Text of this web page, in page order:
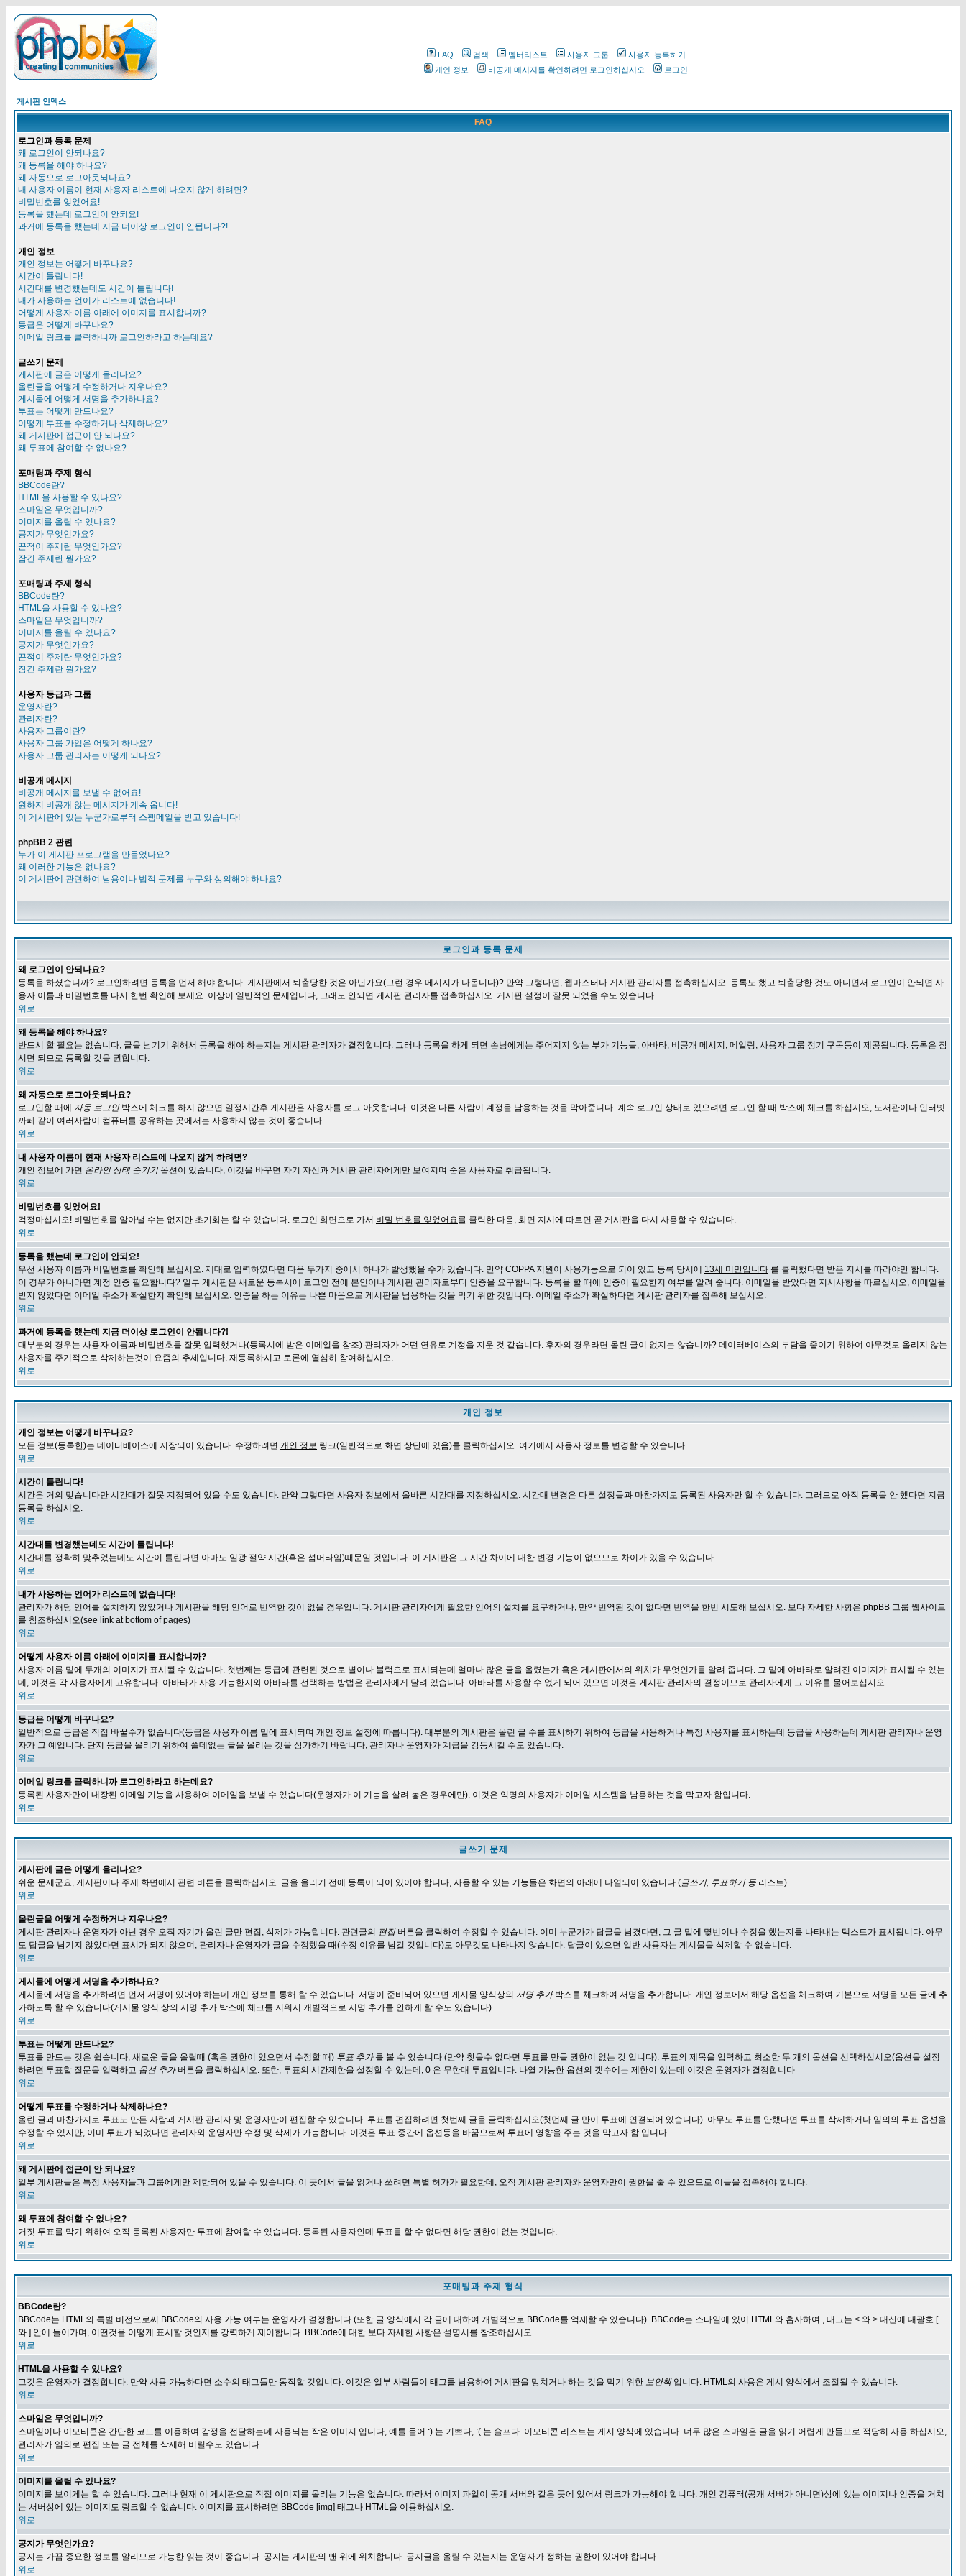
FAQ 검색 멤버리스트 사용자 그룹
사용자 등록하기
개인 정보
비공개 메시지를 확인하려면 로그인하십시오 로그인
게시판 인덱스
FAQ
로그인과 등록 문제
왜 로그인이 안되나요?
왜 등록을 해야 하나요?
왜 자동으로 로그아웃되나요?
내 사용자 이름이 현재 사용자 리스트에 나오지 않게 하려면?
비밀번호를 잊었어요!
등록을 했는데 로그인이 안되요!
과거에 등록을 했는데 지금 더이상 로그인이 안됩니다?!
개인 정보
개인 정보는 어떻게 바꾸나요?
시간이 틀립니다!
시간대를 변경했는데도 시간이 틀립니다!
내가 사용하는 언어가 리스트에 없습니다!
어떻게 사용자 이름 아래에 이미지를 표시합니까?
등급은 어떻게 바꾸나요?
이메일 링크를 클릭하니까 로그인하라고 하는데요?
글쓰기 문제
게시판에 글은 어떻게 올리나요?
올린글을 어떻게 수정하거나 지우나요?
게시물에 어떻게 서명을 추가하나요?
투표는 어떻게 만드나요?
어떻게 투표를 수정하거나 삭제하나요?
왜 게시판에 접근이 안 되나요?
왜 투표에 참여할 수 없나요?
포매팅과 주제 형식
BBCode란?
HTML을 사용할 수 있나요?
스마일은 무엇입니까?
이미지를 올릴 수 있나요?
공지가 무엇인가요?
끈적이 주제란 무엇인가요?
잠긴 주제란 뭔가요?
포매팅과 주제 형식
BBCode란?
HTML을 사용할 수 있나요?
스마일은 무엇입니까?
이미지를 올릴 수 있나요?
공지가 무엇인가요?
끈적이 주제란 무엇인가요?
잠긴 주제란 뭔가요?
사용자 등급과 그룹
운영자란?
관리자란?
사용자 그룹이란?
사용자 그룹 가입은 어떻게 하나요?
사용자 그룹 관리자는 어떻게 되나요?
비공개 메시지
비공개 메시지를 보낼 수 없어요!
원하지 비공개 않는 메시지가 계속 옵니다!
이 게시판에 있는 누군가로부터 스팸메일을 받고 있습니다!
phpBB 2 관련
누가 이 게시판 프로그램을 만들었나요?
왜 이러한 기능은 없나요?
이 게시판에 관련하여 남용이나 법적 문제를 누구와 상의해야 하나요?
로그인과 등록 문제
왜 로그인이 안되나요?
등록을 하셨습니까? 로그인하려면 등록을 먼저 해야 합니다. 게시판에서 퇴출당한 것은 아닌가요(그런 경우 메시지가 나옵니다)? 만약 그렇다면, 웹마스터나 게시판 관리자를 접촉하십시오. 등록도 했고 퇴출당한 것도 아니면서 로그인이 안되면 사
용자 이름과 비밀번호를 다시 한번 확인해 보세요. 이상이 일반적인 문제입니다, 그래도 안되면 게시판 관리자를 접촉하십시오. 게시판 설정이 잘못 되었을 수도 있습니다.
위로
왜 등록을 해야 하나요?
반드시 할 필요는 없습니다, 글을 남기기 위해서 등록을 해야 하는지는 게시판 관리자가 결정합니다. 그러나 등록을 하게 되면 손님에게는 주어지지 않는 부가 기능들, 아바타, 비공개 메시지, 메일링, 사용자 그룹 정기 구독등이 제공됩니다. 등록은 잠
시면 되므로 등록할 것을 권합니다.
위로
왜 자동으로 로그아웃되나요?
로그인할 때에 자동 로그인박스에 체크를 하지 않으면 일정시간후 게시판은 사용자를 로그 아웃합니다. 이것은 다른 사람이 계정을 남용하는 것을 막아줍니다. 계속 로그인 상태로 있으려면 로그인 할 때 박스에 체크를 하십시오, 도서관이나 인터넷
까페 같이 여러사람이 컴퓨터를 공유하는 곳에서는 사용하지 않는 것이 좋습니다.
위로
내 사용자 이름이 현재 사용자 리스트에 나오지 않게 하려면?
개인 정보에 가면 온라인 상태 숨기기옵션이 있습니다, 이것을 바꾸면 자기 자신과 게시판 관리자에게만 보여지며 숨은 사용자로 취급됩니다.
위로
비밀번호를 잊었어요!
걱정마십시오! 비밀번호를 알아낼 수는 없지만 초기화는 할 수 있습니다. 로그인 화면으로 가서 비밀 번호를 잊었어요를 클릭한 다음, 화면 지시에 따르면 곧 게시판을 다시 사용할 수 있습니다.
위로
등록을 했는데 로그인이 안되요!
우선 사용자 이름과 비밀번호를 확인해 보십시오. 제대로 입력하였다면 다음 두가지 중에서 하나가 발생했을 수가 있습니다. 만약 COPPA 지원이 사용가능으로 되어 있고 등록 당시에 13세 미만입니다 를 클릭했다면 받은 지시를 따라야만 합니다.
이 경우가 아니라면 계정 인증 필요합니다? 일부 게시판은 새로운 등록시에 로그인 전에 본인이나 게시판 관리자로부터 인증을 요구합니다. 등록을 할 때에 인증이 필요한지 여부를 알려 줍니다. 이메일을 받았다면 지시사항을 따르십시오, 이메일을
받지 않았다면 이메일 주소가 확실한지 확인해 보십시오. 인증을 하는 이유는 나쁜 마음으로 게시판을 남용하는 것을 막기 위한 것입니다. 이메일 주소가 확실하다면 게시판 관리자를 접촉해 보십시오.
위로
과거에 등록을 했는데 지금 더이상 로그인이 안됩니다?!
대부분의 경우는 사용자 이름과 비밀번호를 잘못 입력했거나(등록시에 받은 이메일을 참조) 관리자가 어떤 연유로 계정을 지운 것 같습니다. 후자의 경우라면 올린 글이 없지는 않습니까? 데이터베이스의 부담을 줄이기 위하여 아무것도 올리지 않는
사용자를 주기적으로 삭제하는것이 요즘의 추세입니다. 재등록하시고 토론에 열심히 참여하십시오.
위로
개인 정보
개인 정보는 어떻게 바꾸나요?
모든 정보(등록한)는 데이터베이스에 저장되어 있습니다. 수정하려면 개인 정보 링크(일반적으로 화면 상단에 있음)를 클릭하십시오. 여기에서 사용자 정보를 변경할 수 있습니다
위로
시간이 틀립니다!
시간은 거의 맞습니다만 시간대가 잘못 지정되어 있을 수도 있습니다. 만약 그렇다면 사용자 정보에서 올바른 시간대를 지정하십시오. 시간대 변경은 다른 설정들과 마찬가지로 등록된 사용자만 할 수 있습니다. 그러므로 아직 등록을 안 했다면 지금
등록을 하십시오.
위로
시간대를 변경했는데도 시간이 틀립니다!
시간대를 정확히 맞추었는데도 시간이 틀린다면 아마도 일광 절약 시간(혹은 섬머타임)때문일 것입니다. 이 게시판은 그 시간 차이에 대한 변경 기능이 없으므로 차이가 있을 수 있습니다.
위로
내가 사용하는 언어가 리스트에 없습니다!
관리자가 해당 언어를 설치하지 않았거나 게시판을 해당 언어로 번역한 것이 없을 경우입니다. 게시판 관리자에게 필요한 언어의 설치를 요구하거나, 만약 번역된 것이 없다면 번역을 한번 시도해 보십시오. 보다 자세한 사항은 phpBB 그룹 웹사이트
를 참조하십시오(see link at bottom of pages)
위로
어떻게 사용자 이름 아래에 이미지를 표시합니까?
사용자 이름 밑에 두개의 이미지가 표시될 수 있습니다. 첫번째는 등급에 관련된 것으로 별이나 블럭으로 표시되는데 얼마나 많은 글을 올렸는가 혹은 게시판에서의 위치가 무엇인가를 알려 줍니다. 그 밑에 아바타로 알려진 이미지가 표시될 수 있는
데, 이것은 각 사용자에게 고유합니다. 아바타가 사용 가능한지와 아바타를 선택하는 방법은 관리자에게 달려 있습니다. 아바타를 사용할 수 없게 되어 있으면 이것은 게시판 관리자의 결정이므로 관리자에게 그 이유를 물어보십시오.
위로
등급은 어떻게 바꾸나요?
일반적으로 등급은 직접 바꿀수가 없습니다(등급은 사용자 이름 밑에 표시되며 개인 정보 설정에 따릅니다). 대부분의 게시판은 올린 글 수를 표시하기 위하여 등급을 사용하거나 특정 사용자를 표시하는데 등급을 사용하는데 게시판 관리자나 운영
자가 그 예입니다. 단지 등급을 올리기 위하여 쓸데없는 글을 올리는 것을 삼가하기 바랍니다, 관리자나 운영자가 계급을 강등시킬 수도 있습니다.
위로
이메일 링크를 클릭하니까 로그인하라고 하는데요?
등록된 사용자만이 내장된 이메일 기능을 사용하여 이메일을 보낼 수 있습니다(운영자가 이 기능을 살려 놓은 경우에만). 이것은 익명의 사용자가 이메일 시스템을 남용하는 것을 막고자 함입니다.
위로
글쓰기 문제
게시판에 글은 어떻게 올리나요?
쉬운 문제군요, 게시판이나 주제 화면에서 관련 버튼을 클릭하십시오. 글을 올리기 전에 등록이 되어 있어야 합니다, 사용할 수 있는 기능들은 화면의 아래에 나열되어 있습니다 (글쓰기, 투표하기 등 리스트)
위로
올린글을 어떻게 수정하거나 지우나요?
게시판 관리자나 운영자가 아닌 경우 오직 자기가 올린 글만 편집, 삭제가 가능합니다. 관련글의 편집버튼을 클릭하여 수정할 수 있습니다. 이미 누군가가 답글을 남겼다면, 그 글 밑에 몇번이나 수정을 했는지를 나타내는 텍스트가 표시됩니다. 아무
도 답글을 남기지 않았다면 표시가 되지 않으며, 관리자나 운영자가 글을 수정했을 때(수정 이유를 남길 것입니다)도 아무것도 나타나지 않습니다. 답글이 있으면 일반 사용자는 게시물을 삭제할 수 없습니다.
위로
게시물에 어떻게 서명을 추가하나요?
게시물에 서명을 추가하려면 먼저 서명이 있어야 하는데 개인 정보를 통해 할 수 있습니다. 서명이 준비되어 있으면 게시물 양식상의 서명 추가박스를 체크하여 서명을 추가합니다. 개인 정보에서 해당 옵션을 체크하여 기본으로 서명을 모든 글에 추
가하도록 할 수 있습니다(게시물 양식 상의 서명 추가 박스에 체크를 지워서 개별적으로 서명 추가를 안하게 할 수도 있습니다)
위로
투표는 어떻게 만드나요?
투표를 만드는 것은 쉽습니다, 새로운 글을 올릴때 (혹은 권한이 있으면서 수정할 때) 투표 추가를 볼 수 있습니다 (만약 찾을수 없다면 투표를 만들 권한이 없는 것 입니다). 투표의 제목을 입력하고 최소한 두 개의 옵션을 선택하십시오(옵션을 설정
하려면 투표할 질문을 입력하고 옵션 추가버튼을 클릭하십시오. 또한, 투표의 시간제한을 설정할 수 있는데, 0 은 무한대 투표입니다. 나열 가능한 옵션의 갯수에는 제한이 있는데 이것은 운영자가 결정합니다
위로
어떻게 투표를 수정하거나 삭제하나요?
올린 글과 마찬가지로 투표도 만든 사람과 게시판 관리자 및 운영자만이 편집할 수 있습니다. 투표를 편집하려면 첫번째 글을 글릭하십시오(첫먼째 글 만이 투표에 연결되어 있습니다). 아무도 투표를 안했다면 투표를 삭제하거나 임의의 투표 옵션을
수정할 수 있지만, 이미 투표가 되었다면 관리자와 운영자만 수정 및 삭제가 가능합니다. 이것은 투표 중간에 옵션등을 바꿈으로써 투표에 영향을 주는 것을 막고자 함 입니다
위로
왜 게시판에 접근이 안 되나요?
일부 게시판들은 특정 사용자들과 그룹에게만 제한되어 있을 수 있습니다. 이 곳에서 글을 읽거나 쓰려면 특별 허가가 필요한데, 오직 게시판 관리자와 운영자만이 권한을 줄 수 있으므로 이들을 접촉해야 합니다.
위로
왜 투표에 참여할 수 없나요?
거짓 투표를 막기 위하여 오직 등록된 사용자만 투표에 참여할 수 있습니다. 등록된 사용자인데 투표를 할 수 없다면 해당 권한이 없는 것입니다.
위로
포매팅과 주제 형식
BBCode란?
BBCode는 HTML의 특별 버전으로써 BBCode의 사용 가능 여부는 운영자가 결정합니다 (또한 글 양식에서 각 글에 대하여 개별적으로 BBCode를 억제할 수 있습니다). BBCode는 스타일에 있어 HTML와 흡사하여 , 태그는 < 와 > 대신에 대괄호 [
와 ] 안에 들어가며, 어떤것을 어떻게 표시할 것인지를 강력하게 제어합니다. BBCode에 대한 보다 자세한 사항은 설명서를 참조하십시오.
위로
HTML을 사용할 수 있나요?
그것은 운영자가 결정합니다. 만약 사용 가능하다면 소수의 태그들만 동작할 것입니다. 이것은 일부 사람들이 태그를 남용하여 게시판을 망치거나 하는 것을 막기 위한 보안책입니다. HTML의 사용은 게시 양식에서 조절될 수 있습니다.
위로
스마일은 무엇입니까?
스마일이나 이모티콘은 간단한 코드를 이용하여 감정을 전달하는데 사용되는 작은 이미지 입니다, 예를 들어 :) 는 기쁘다, :( 는 슬프다. 이모티콘 리스트는 게시 양식에 있습니다. 너무 많은 스마일은 글을 읽기 어렵게 만들므로 적당히 사용 하십시오,
관리자가 임의로 편집 또는 글 전체를 삭제해 버릴수도 있습니다
위로
이미지를 올릴 수 있나요?
이미지를 보이게는 할 수 있습니다. 그러나 현재 이 게시판으로 직접 이미지를 올리는 기능은 없습니다. 따라서 이미지 파일이 공개 서버와 같은 곳에 있어서 링크가 가능해야 합니다. 개인 컴퓨터(공개 서버가 아니면)상에 있는 이미지나 인증을 거치
는 서버상에 있는 이미지도 링크할 수 없습니다. 이미지를 표시하려면 BBCode [img] 태그나 HTML을 이용하십시오.
위로
공지가 무엇인가요?
공지는 가끔 중요한 정보를 알리므로 가능한 읽는 것이 좋습니다. 공지는 게시판의 맨 위에 위치합니다. 공지글을 올릴 수 있는지는 운영자가 정하는 권한이 있어야 합니다.
위로